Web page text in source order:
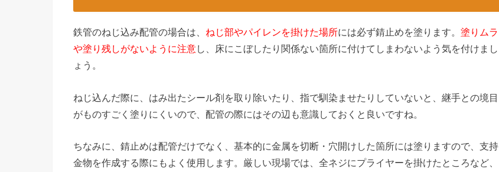
鉄管のねじ込み配管の場合は、 ねじ部やパイレンを掛けた場所には必ず錆止めを塗ります。 塗りムラ
や塗り残しがないように注意し、床にこぼしたり関係ない箇所に付けてしまわないよう気を付けまし
ょう。
ねじ込んだ際に、はみ出たシール剤を取り除いたり、指で馴染ませたりしていないと、継手との境目
がものすごく塗りにくいので、配管の際にはその辺も意識しておくと良いですね。
ちなみに、錆止めは配管だけでなく、基本的に金属を切断・穴開けした箇所には塗りますので、支持
金物を作成する際にもよく使用します。厳しい現場では、全ネジにプライヤーを掛けたところなど、